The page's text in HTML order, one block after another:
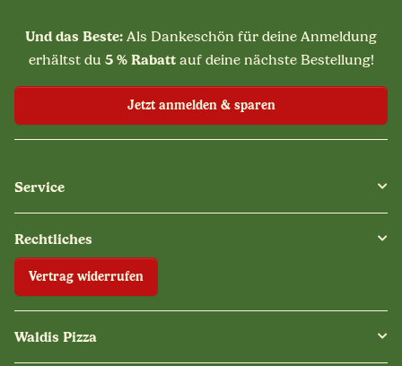
Und das Beste: Als Dankeschön für deine Anmeldung
erhältst du 5 % Rabattauf deine nächste Bestellung!
Jetzt anmelden & sparen
Service
Rechtliches
Vertrag widerrufen
Waldis Pizza